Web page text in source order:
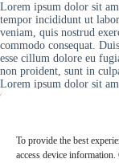
To provide the best
access device
Lorem ipsum dolor sit
tempor incididunt ut
veniam, quis nostrud
commodo consequat.
esse cillum dolore eu
non proident, sunt in
Lorem ipsum dolor sit
tempor incididunt ut
veniam, quis nostrud
esse cillum dolore eu